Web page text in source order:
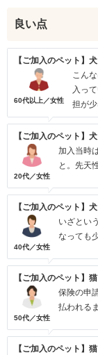
良い点
【ご加入のペット】
60代以上／女性
こん
入っ
担が少
【ご加入のペット】
20代／女性
加入当時
と。先天
【ご加入のペット】
40代／女性
いざとい
なっても
【ご加入のペット】
50代／女性
保険の申
払われる
【ご加入のペット】